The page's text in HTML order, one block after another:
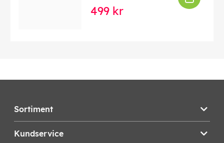
499 kr
Sortiment
Kundservice